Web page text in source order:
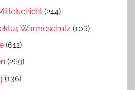
(244)
Wärmeschutz (106)
(612)
(269)
(136)